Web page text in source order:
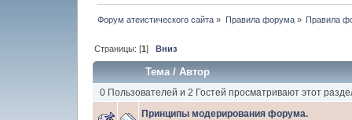
Форум атеистического сайта » Правила форума» Правила
Страницы: [1]Вниз
Тема/Автор
0 Пользователей и 2 Гостей просматривают этот
Принципы модерирования форума.